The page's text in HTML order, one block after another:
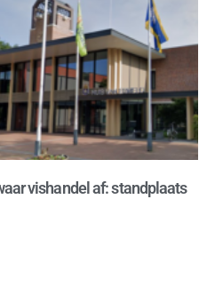
vishandel af: standplaats